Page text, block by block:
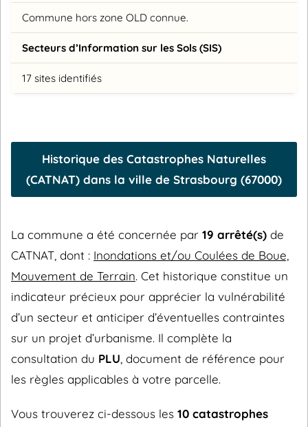
Commune hors zone OLD connue.
Secteurs d’Information sur les Sols (SIS)
17 sites identifiés
Historique des Catastrophes Naturelles
(CATNAT) dans la ville de Strasbourg (67000)
La commune a été concernée par 19 arrêté(s) de
CATNAT, dont : Inondations et/ou Coulées de Boue,
Mouvement de Terrain. Cet historique constitue un
indicateur précieux pour apprécier la vulnérabilité
d’un secteur et anticiper d’éventuelles contraintes
sur un projet d’urbanisme. Il complète la
consultation du PLU , document de référence pour
les règles applicables à votre parcelle.
Vous trouverez ci-dessous les 10 catastrophes